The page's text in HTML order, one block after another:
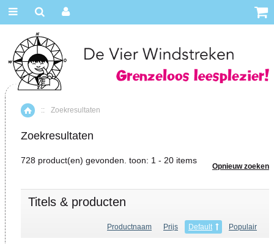
Home
:: Zoekresultaten
Zoekresultaten
728 product(en) gevonden. toon: 1 - 20 items
Opnieuw zoeken
Titels & producten
Productnaam Prijs Default Populair